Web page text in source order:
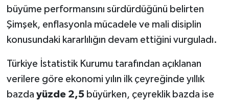
büyüme performansını sürdürdüğünü belirten
Şimşek, enflasyonla mücadele ve mali disiplin
konusundaki kararlılığın devam ettiğini vurguladı.
Türkiye İstatistik Kurumu tarafından açıklanan
verilere göre ekonomi yılın ilk çeyreğinde yıllık
bazda yüzde 2,5büyürken, çeyreklik bazda ise